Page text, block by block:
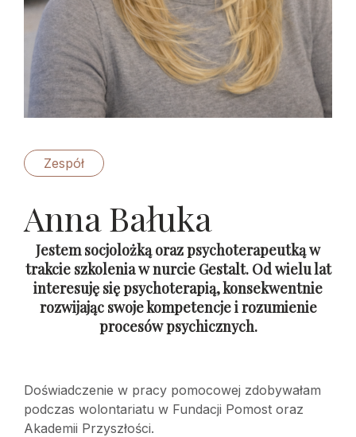
Zespół
Anna Bałuka
Jestem socjolożką oraz psychoterapeutką w
trakcie szkolenia w nurcie Gestalt. Od wielu lat
interesuję się psychoterapią, konsekwentnie
rozwijając swoje kompetencje i rozumienie
procesów psychicznych.
Doświadczenie w pracy pomocowej zdobywałam
podczas wolontariatu w Fundacji Pomost oraz
Akademii Przyszłości.